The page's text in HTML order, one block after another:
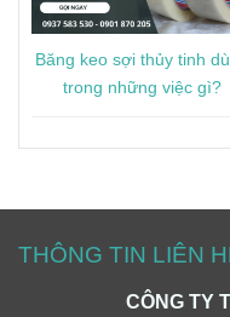
Băng keo sợi thủy tinh
trong những việc gì?
THÔNG TIN LIÊN
CÔNG TY